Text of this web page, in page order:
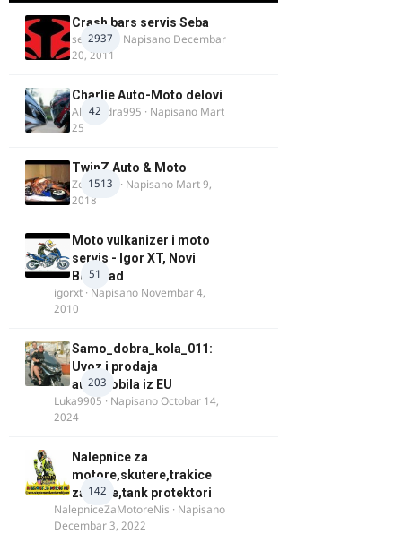
2937
Crash bars servis Seba
seba011 · Napisano Decembar
20, 2011
42
Charlie Auto-Moto delovi
Alexandra995 · Napisano Mart
25
1513
TwinZ Auto & Moto
Zeljkamp · Napisano Mart 9,
2018
51
Moto vulkanizer i moto
servis - Igor XT, Novi
Beograd
igorxt · Napisano Novembar 4,
2010
203
Samo_dobra_kola_011:
Uvoz i prodaja
automobila iz EU
Luka9905 · NapisanoOctobar 14,
2024
142
Nalepnice za
motore,skutere,trakice
za felne,tank protektori
NalepniceZaMotoreNis · Napisano
Decembar 3, 2022